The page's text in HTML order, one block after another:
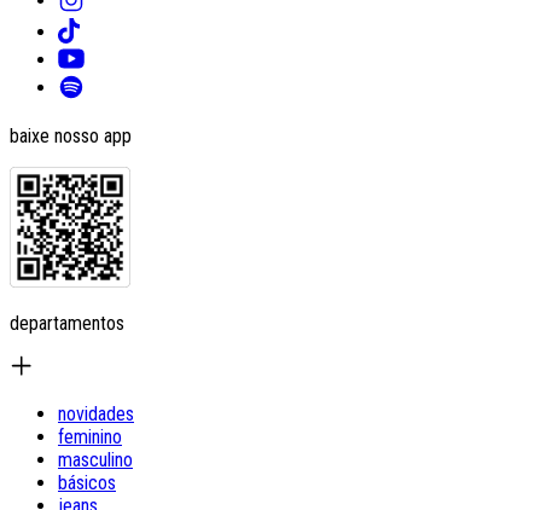
baixe nosso app
departamentos
novidades
feminino
masculino
básicos
jeans